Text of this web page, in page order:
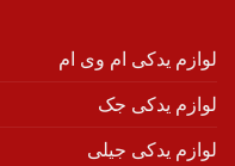
لوازم یدکی ام وی ام
لوازم یدکی جک
لوازم یدکی جیلی